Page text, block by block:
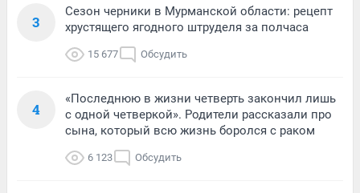
3
Сезон черники в Мурманской области: рецепт
хрустящего ягодного штруделя за полчаса
15 677 Обсудить
4
«Последнюю в жизни четверть закончил лишь
с одной четверкой». Родители рассказали про
сына, который всю жизнь боролся с раком
6 123 Обсудить